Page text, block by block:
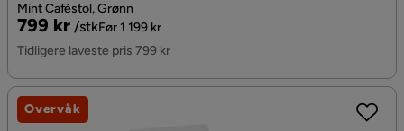
Mint Caféstol, Grønn
Pris
799 kr /stk
Original
Pris
Før 1 199 kr
Tidligere laveste pris 799 kr
Overvåk